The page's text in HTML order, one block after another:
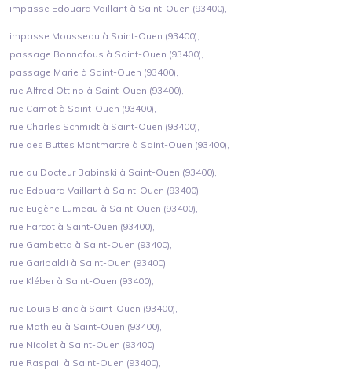
impasse Edouard Vaillant à Saint-Ouen (93400),
impasse Mousseau à Saint-Ouen (93400),
passage Bonnafous à Saint-Ouen (93400),
passage Marie à Saint-Ouen (93400),
rue Alfred Ottino à Saint-Ouen (93400),
rue Carnot à Saint-Ouen (93400),
rue Charles Schmidt à Saint-Ouen (93400),
rue des Buttes Montmartre à Saint-Ouen (93400),
rue du Docteur Babinski à Saint-Ouen (93400),
rue Edouard Vaillant à Saint-Ouen (93400),
rue Eugène Lumeau à Saint-Ouen (93400),
rue Farcot à Saint-Ouen (93400),
rue Gambetta à Saint-Ouen (93400),
rue Garibaldi à Saint-Ouen (93400),
rue Kléber à Saint-Ouen (93400),
rue Louis Blanc à Saint-Ouen (93400),
rue Mathieu à Saint-Ouen (93400),
rue Nicolet à Saint-Ouen (93400),
rue Raspail à Saint-Ouen (93400),